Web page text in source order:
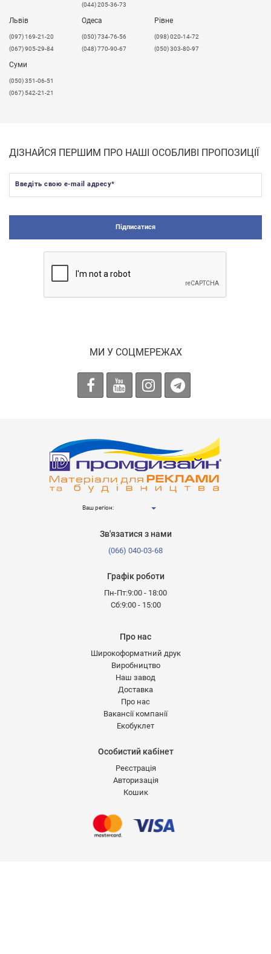
(044) 205-36-73
Львів
​(097) 169-21-20
(067) 905-29-84
Одеса
(050) 734-76-56
(048) 770-90-67
Рівне
(098) 020-14-72
(050) 303-80-97
Суми
(050) 351-06-51
(067) 542-21-21
ДІЗНАЙСЯ ПЕРШИМ ПРО НАШІ ОСОБЛИВІ ПРОПОЗИЦІЇ
Введіть свою e-mail адресу*
Підписатися
МИ У СОЦМЕРЕЖАХ
Ваш регіон:
Зв'язатися з нами
(066) 040-03-68
Графік роботи
Пн-Пт:9:00 - 18:00
Сб:9:00 - 15:00
Про нас
Широкоформатний друк
Виробництво
Наш завод
Доставка
Про нас
Вакансії компанії
Екобуклет
Особистий кабінет
Реєстрація
Авторизація
Кошик